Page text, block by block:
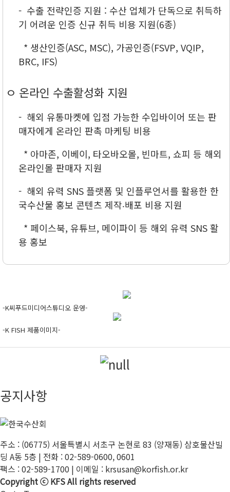
- 수출 전략인증 지원 : 수산 업체가 단독으로 취득하
기 어려운 인증 신규 취득 비용 지원(6종)
* 생산인증(ASC, MSC), 가공인증(FSVP, VQIP,
BRC, IFS)
ㅇ 온라인 수출활성화 지원
- 해외 유통마켓에 입점 가능한 수입바이어 또는 판
매자에게 온라인 판촉 마케팅 비용
* 아마존, 이베이, 타오바오몰, 빈마트, 쇼피 등 해외
온라인몰 판매자 지원
- 해외 유력 SNS 플랫폼 및 인플루언서를 활용한 한
국수산물 홍보 콘텐츠 제작‧배포 비용 지원
* 페이스북, 유튜브, 메이파이 등 해외 유력 SNS 활
용 홍보
-K씨푸드미디어스튜디오 운영-
-K FISH 제품이미지-
공지사항
주소 : (06775) 서울특별시 서초구 논현로 83 (양재동) 삼호물산빌
딩 A동 5층 | 전화 : 02-589-0600, 0601
팩스 : 02-589-1700 | 이메일 : krsusan@korfish.or.kr
Copyright ⓒ KFS All rights reserved